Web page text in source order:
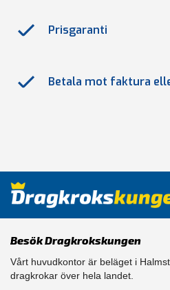
Prisgaranti
Betala mot faktura
Besök Dragkrokskungen
Vårt huvudkontor är beläget i
dragkrokar över hela landet.